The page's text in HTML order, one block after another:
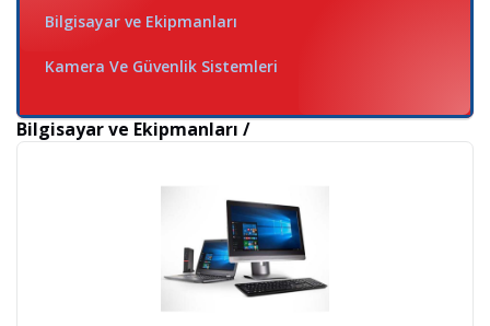
Bilgisayar ve Ekipmanları
Kamera Ve Güvenlik Sistemleri
Bilgisayar ve Ekipmanları /